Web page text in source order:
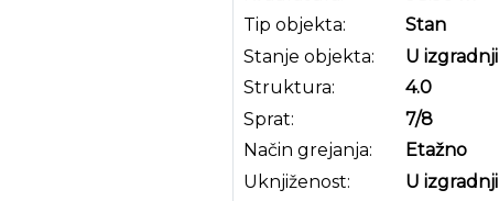
Tip objekta:
Stanje objekta:
Struktura:
Sprat:
Način grejanja:
Uknjiženost:
Stan
U izgradnji
4.0
7/8
Etažno
U izgradnji